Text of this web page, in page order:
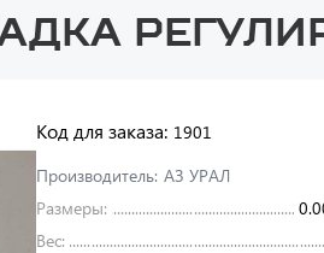
Код для заказа: 1901
Производитель: АЗ УРАЛ
Размеры:
Вес: